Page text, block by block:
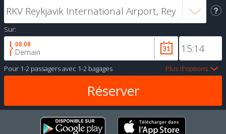
Sur:
08.08
Demain
Pour 1-2 passagersavec 1-2 bagages Plus d'options